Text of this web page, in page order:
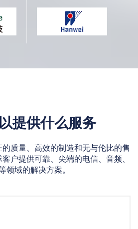
提供什么服务
质量、高效的制造和无与伦比的售
户提供可靠、尖端的电信、音频、
领域的解决方案。